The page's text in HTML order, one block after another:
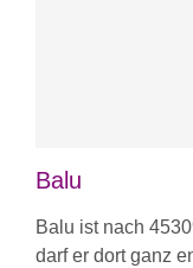
Balu
Balu ist nach
darf er dort ganz